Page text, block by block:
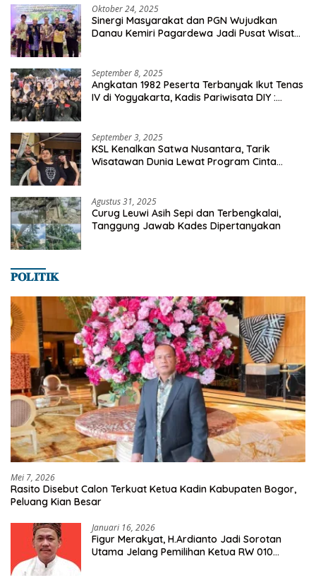
Oktober 24, 2025
Sinergi Masyarakat dan PGN Wujudkan
Danau Kemiri Pagardewa Jadi Pusat Wisata
September 8, 2025
Angkatan 1982 Peserta Terbanyak Ikut Tenas
IV di Yogyakarta, Kadis Pariwisata DIY :
September 3, 2025
KSL Kenalkan Satwa Nusantara, Tarik
Wisatawan Dunia Lewat Program Cinta
Agustus 31, 2025
Curug Leuwi Asih Sepi dan Terbengkalai,
Tanggung Jawab Kades Dipertanyakan
𝐏𝐎𝐋𝐈𝐓𝐈𝐊
Mei 7, 2026
Rasito Disebut Calon Terkuat Ketua Kadin Kabupaten Bogor,
Peluang Kian Besar
Januari 16, 2026
Figur Merakyat, H.Ardianto Jadi Sorotan
Utama Jelang Pemilihan Ketua RW 010